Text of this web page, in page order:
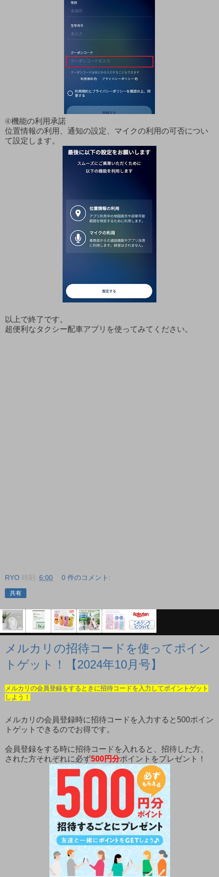
④機能の利用承諾
位置情報の利用、通知の設定、マイクの利用の可否につい
て設定します。
以上で終了です。
超便利なタクシー配車アプリを使ってみてください。
RYO 時刻: 6:00 0 件のコメント:
共有
メルカリの招待コードを使ってポイン
トゲット！【2024年10月号】
メルカリの会員登録をするときに招待コードを入力してポイントゲット
しよう！
メルカリの会員登録時に招待コードを入力すると500ポイン
トゲットできるのでお得です。
会員登録をする時に招待コードを入れると、招待した方、
された方それぞれに必ず500円分ポイントをプレゼント！